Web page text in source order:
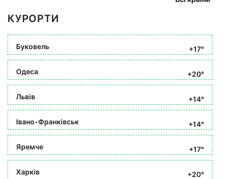
КУРОРТИ
Буковель +17°
Одеса +20°
Львів +14°
Івано-Франківськ +14°
Яремче +17°
Харків
+20°